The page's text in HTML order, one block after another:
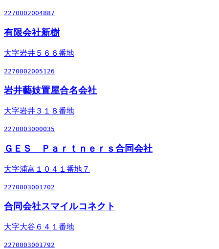
2270002004887
有限会社新樹
大字岩井５６６番地
2270002005126
岩井藝妓置屋合名会社
大字岩井３１８番地
2270003000035
ＧＥＳ Ｐａｒｔｎｅｒｓ合同会社
大字浦富１０４１番地７
2270003001702
合同会社スマイルコネクト
大字大谷６４１番地
2270003001792